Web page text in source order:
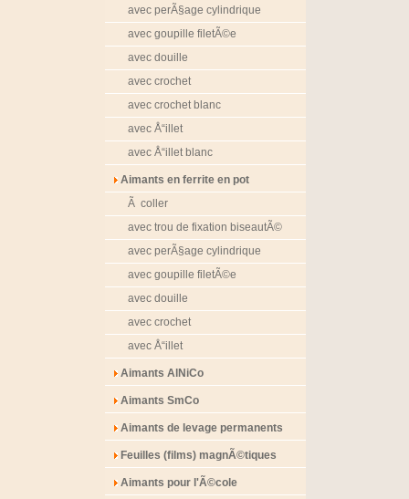
avec perÃ§age cylindrique
avec goupille filetÃ©e
avec douille
avec crochet
avec crochet blanc
avec Å“illet
avec Å“illet blanc
Aimants en ferrite en pot
Ã coller
avec trou de fixation biseautÃ©
avec perÃ§age cylindrique
avec goupille filetÃ©e
avec douille
avec crochet
avec Å“illet
Aimants AlNiCo
Aimants SmCo
Aimants de levage permanents
Feuilles (films) magnÃ©tiques
Aimants pour l'Ã©cole